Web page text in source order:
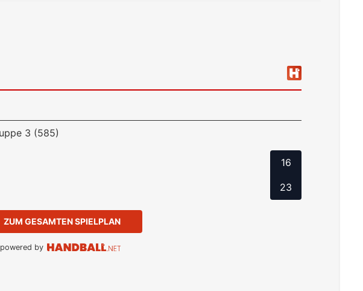
3 (585)
16
23
ZUM GESAMTEN SPIELPLAN
powered by